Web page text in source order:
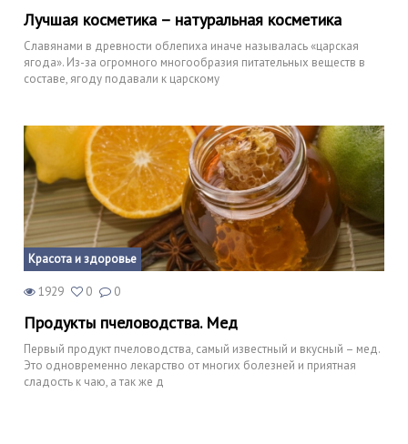
Лучшая косметика – натуральная косметика
Славянами в древности облепиха иначе называлась «царская
ягода». Из-за огромного многообразия питательных веществ в
составе, ягоду подавали к царскому
Красота и здоровье
1929 0 0
Продукты пчеловодства. Мед
Первый продукт пчеловодства, самый известный и вкусный – мед.
Это одновременно лекарство от многих болезней и приятная
сладость к чаю, а так же д